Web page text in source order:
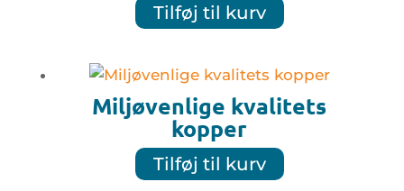
Tilføj til kurv
Miljøvenlige kvalitets
kopper
Tilføj til kurv